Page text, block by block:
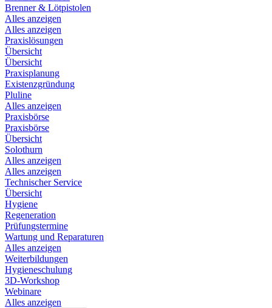
Brenner & Lötpistolen
Alles anzeigen
Alles anzeigen
Praxislösungen
Übersicht
Übersicht
Praxisplanung
Existenzgründung
Pluline
Alles anzeigen
Praxisbörse
Praxisbörse
Übersicht
Solothurn
Alles anzeigen
Alles anzeigen
Technischer Service
Übersicht
Hygiene
Regeneration
Prüfungstermine
Wartung und Reparaturen
Alles anzeigen
Weiterbildungen
Hygieneschulung
3D-Workshop
Webinare
Alles anzeigen